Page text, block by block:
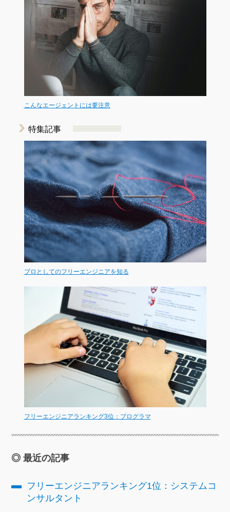
こんなエージェントには要注意
特集記事
プロとしてのフリーエンジニアを知る
フリーエンジニアランキング3位：プログラマ
最近の記事
フリーエンジニアランキング1位：システムコ
ンサルタント